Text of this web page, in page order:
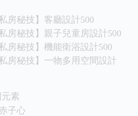
房秘技】客廳設計500
房秘技】親子兒童房設計500
房秘技】機能衛浴設計500
房秘技】一物多用空間設計
元素
子心